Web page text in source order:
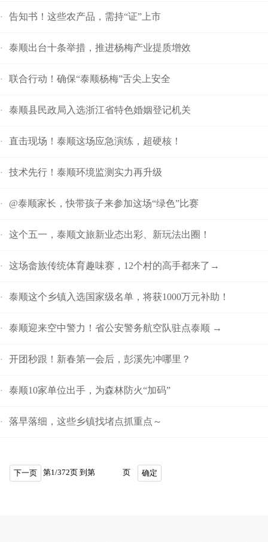
· 告知书！这些农产品，需持“证”上市
· 泰顺出台十条举措，推进杨梅产业提质增效
· 联合行动！确保“泰顺杨梅”舌尖上安全
· 泰顺县民政局入选浙江省特色婚姻登记机关
· 直击现场！泰顺这场应急演练，超硬核！
· 技术先行！泰顺环境监测实力再升级
· @泰顺家长，快带孩子来参加这场“绿色”比赛
· 这个五一，泰顺文旅新业态出彩、新玩法出圈！
· 这场畲族传统体育趣味赛，12个村的高手都来了→
· 泰顺这个乡镇入选国家级名单，将获1000万元补助！
· 泰顺迎来空中警力！省公安警务航空队驻点泰顺 →
· 开团秒跟！新春第一会后，彭溪先冲哪里？
· 泰顺10家单位出手，为森林防火“加码”
· 落早落细，这些乡镇找堵点抓重点～
下一页 第1/372页 到第 页 确定